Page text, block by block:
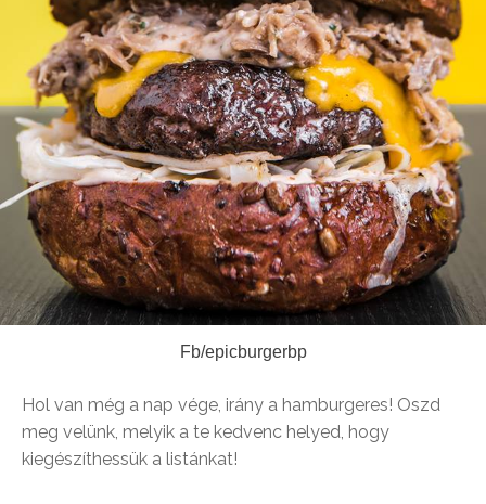
Fb/epicburgerbp
Hol van még a nap vége, irány a hamburgeres! Oszd
meg velünk, melyik a te kedvenc helyed, hogy
kiegészíthessük a listánkat!